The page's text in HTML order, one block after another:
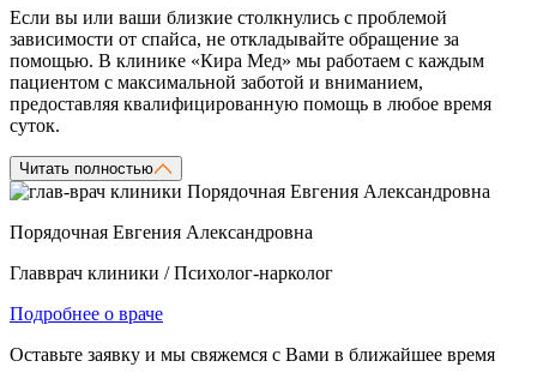
Если вы или ваши близкие столкнулись с проблемой
зависимости от спайса, не откладывайте обращение за
помощью. В клинике «Кира Мед» мы работаем с каждым
пациентом с максимальной заботой и вниманием,
предоставляя квалифицированную помощь в любое время
суток.
Читать полностью
Порядочная Евгения Александровна
Главврач клиники / Психолог-нарколог
Подробнее о враче
Оставьте заявку и мы свяжемся с Вами в ближайшее время